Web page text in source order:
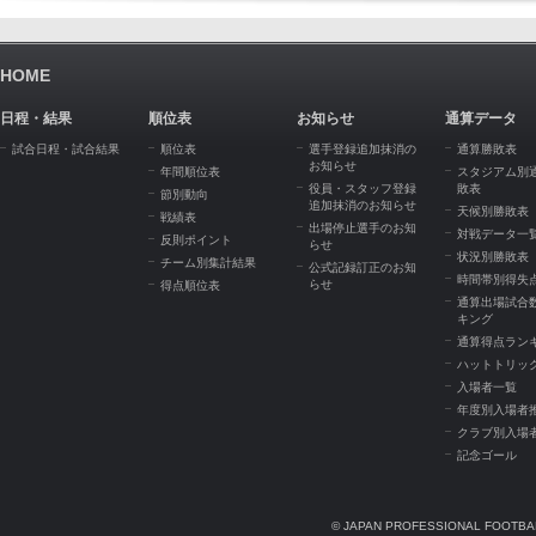
HOME
日程・結果
試合日程・試合結果
順位表
順位表
年間順位表
節別動向
戦績表
反則ポイント
チーム別集計結果
得点順位表
お知らせ
選手登録追加抹消の
お知らせ
役員・スタッフ登録
追加抹消のお知らせ
出場停止選手のお知
らせ
公式記録訂正のお知
らせ
通算データ
通算勝敗表
スタジアム別
敗表
天候別勝敗表
対戦データ一
状況別勝敗表
時間帯別得失
通算出場試合
キング
通算得点ラン
ハットトリッ
入場者一覧
年度別入場者
クラブ別入場
記念ゴール
© JAPAN PROFESSIONAL